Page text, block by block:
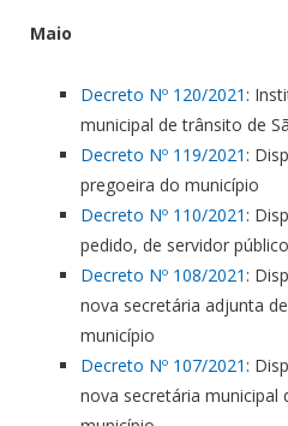
Maio
Decreto Nº 120/2021 :
municipal de trânsito de
Decreto Nº 119/2021 :
pregoeira do município
Decreto Nº 110/2021 :
pedido, de servidor
Decreto Nº 108/2021 :
nova secretária adjunta
município
Decreto Nº 107/2021 :
nova secretária municipal